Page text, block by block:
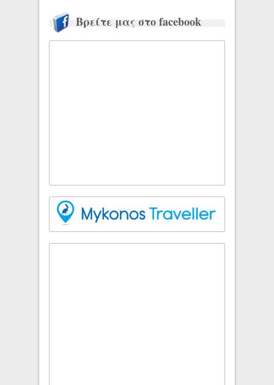
Βρείτε μας στο facebook